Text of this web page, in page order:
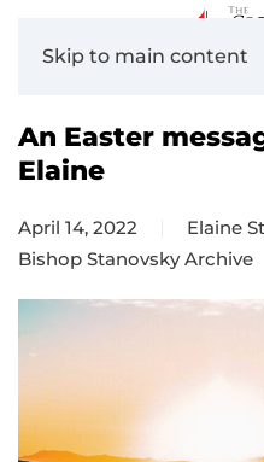
Skip to main content
An Easter
Elaine
April 14, 2022
Elaine
Bishop Stanovsky Archive